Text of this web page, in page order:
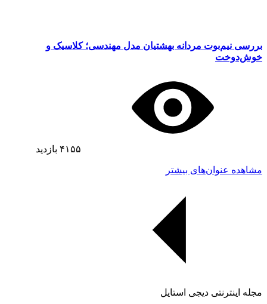
بررسی نیم‌بوت مردانه بهشتیان مدل مهندسی؛ کلاسیک و
خوش‌دوخت
۴۱۵۵ بازدید
مشاهده عنوان‌های بیشتر
مجله اینترنتی دیجی استایل